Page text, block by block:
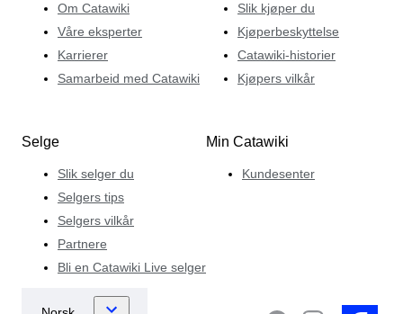
Om Catawiki
Våre eksperter
Karrierer
Samarbeid med Catawiki
Slik kjøper du
Kjøperbeskyttelse
Catawiki-historier
Kjøpers vilkår
Selge
Slik selger du
Selgers tips
Selgers vilkår
Partnere
Bli en Catawiki Live selger
Min Catawiki
Kundesenter